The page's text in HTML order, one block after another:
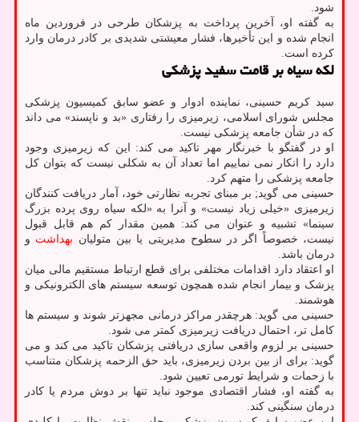
شود.
به گفته او، آخرین پرداخت به پزشکان طرحی در فروردین ماه
انجام شده و این تأخیرها، فشار معیشتی شدیدی بر کادر درمان وارد
کرده است.
لکه سیاه بر قامت سفید پزشکی
سید کریم حسینی، نماینده ادوار و عضو سابق کمیسیون پزشکی
مجلس شورای اسلامی، زیرمیزی را رفتاری «بد و ناپسند» می داند
که در شأن جامعه پزشکی نیست.
او در گفتگو با خبرنگار مهر تاکید می کند: این که زیرمیزی وجود
دارد را انکار نمی نماییم اما تعداد آن به شکلی نیست که بتوان کل
جامعه پزشکی را متهم کرد.
حسینی می گوید; بر مبنای تجربه نظارتی خود، آمار دریافت کنندگان
زیرمیزی «خیلی زیاد نیست» و آنرا به «لکه سیاه روی پرده بزرگ
سینما» تشبیه و عنوان می کند: همین مقدار کم هم قابل قبول
نیست، خصوصاً اگر در سطوح مدیریتی یا بین متولیان بهداشت و
درمان باشد.
او اعتقاد دارد اقدامات مختلفی برای قطع ارتباط مستقیم مالی میان
پزشک و بیمار انجام شده همچون توسعه سیستم های الکترونیکی و
هوشمند.
حسینی می گوید: هرچقدر مراکز درمانی مجهزتر شوند و سیستم ها
کامل تر، احتمال دریافت زیرمیزی کمتر می شود.
حسینی بر لزوم واقعی سازی دریافتی پزشکان تاکید می کند و می
گوید: برای از بین بردن زیرمیزی، باید حق الزحمه پزشکان متناسب
با زحمات و شرایط تورمی تعیین شود.
به گفته او، فشار اقتصادی موجود نباید تنها بر دوش مردم یا کادر
درمان سنگینی کند.